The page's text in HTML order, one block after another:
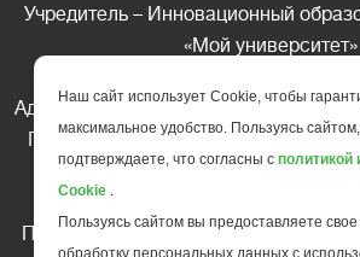
Учредитель – Инновационный
«Мой университет»
Адрес редакции: 185035 Россия,
Петрозаводск, ул. Фридриха
Телефон редакции: +7 (499)
Перепечатка материалов газеты
Наш сайт использует Cookie, чтобы
максимальное удобство. Пользуясь
подтверждаете, что согласны с политикой
Cookie .
Пользуясь сайтом вы предоставляете свое
обработку персональных данных с